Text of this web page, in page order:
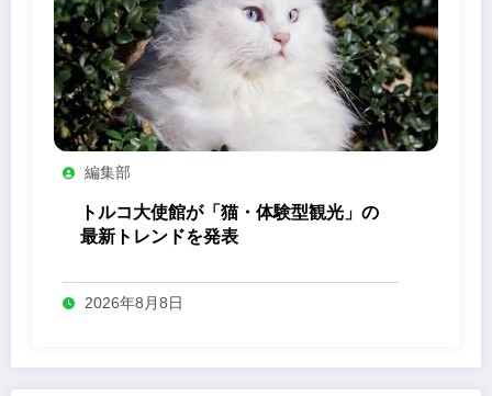
編集部
トルコ大使館が「猫・体験型観光」の
最新トレンドを発表
2026年8月8日